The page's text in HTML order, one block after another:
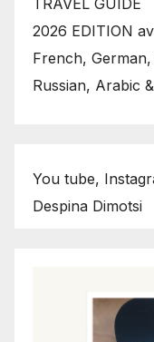
2026 EDITION
French,
Russian, Arabic
You tube,
Despina Dimotsi